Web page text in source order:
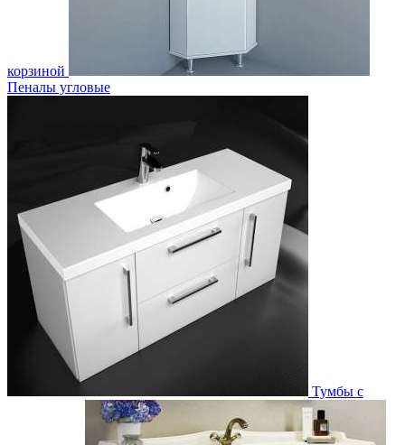
корзиной
Пеналы угловые
Тумбы с